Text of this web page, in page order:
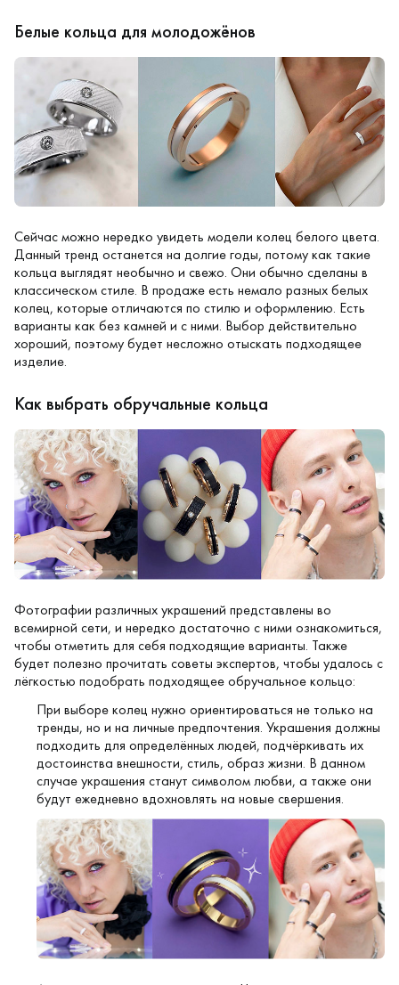
Белые кольца для молодожёнов
Сейчас можно нередко увидеть модели колец белого цвета.
Данный тренд останется на долгие годы, потому как такие
кольца выглядят необычно и свежо. Они обычно сделаны в
классическом стиле. В продаже есть немало разных белых
колец, которые отличаются по стилю и оформлению. Есть
варианты как без камней и с ними. Выбор действительно
хороший, поэтому будет несложно отыскать подходящее
изделие.
Как выбрать обручальные кольца
Фотографии различных украшений представлены во
всемирной сети, и нередко достаточно с ними ознакомиться,
чтобы отметить для себя подходящие варианты. Также
будет полезно прочитать советы экспертов, чтобы удалось с
лёгкостью подобрать подходящее обручальное кольцо:
При выборе колец нужно ориентироваться не только на
тренды, но и на личные предпочтения. Украшения должны
подходить для определённых людей, подчёркивать их
достоинства внешности, стиль, образ жизни. В данном
случае украшения станут символом любви, а также они
будут ежедневно вдохновлять на новые свершения.